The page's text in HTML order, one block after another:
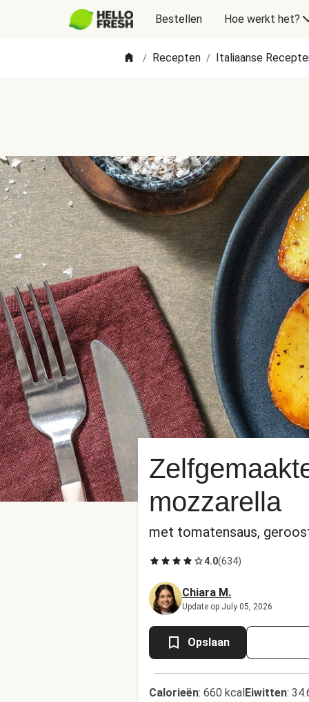
Bestellen Hoe werkt het?
/ Recepten / Italiaanse
mozzarella
met tomatensaus,
4.0(634)
Chiara M.
Update op July 05, 2026
Opslaan
Calorieën: 660 kcalEiwitten: